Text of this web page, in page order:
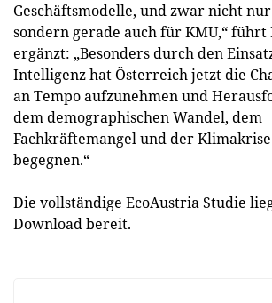
Geschäftsmodelle, und zwar nicht
sondern gerade auch für KMU,“
ergänzt: „Besonders durch den
Intelligenz hat Österreich jetzt die
an Tempo aufzunehmen und
dem demographischen Wandel, dem
Fachkräftemangel und der
begegnen.“
Die vollständige EcoAustria Studie
Download bereit.